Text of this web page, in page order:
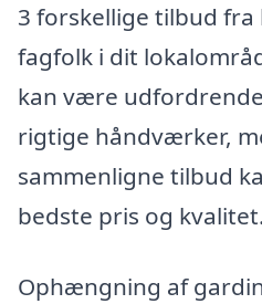
3 forskellige tilbud fra
fagfolk i dit
kan være
rigtige håndværker,
sammenligne tilbud
bedste pris og kvalitet.
Ophængning af